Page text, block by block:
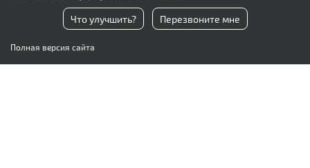
Что улучшить? Перезвоните мне
Полная версия сайта